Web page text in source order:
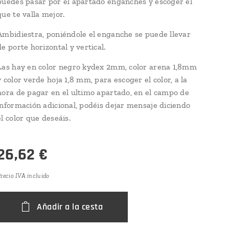
te valla mejor.
poniéndole el enganche se puede llevar
porte horizontal y vertical.
hay en color negro kydex 2mm, color arena 1,8mm
color verde hoja 1,8 mm, para escoger el color, a la
de pagar en el ultimo apartado, en el campo de
adicional, podéis dejar mensaje diciendo
color que deseáis.
€
IVA incluido
Añadir a la cesta